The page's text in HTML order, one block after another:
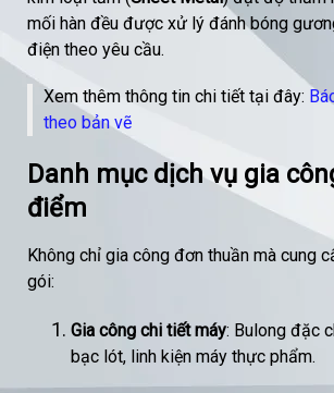
mối hàn đều được xử lý đánh bóng
điện theo yêu cầu.
Xem thêm thông tin chi tiết tại đây:
theo bản vẽ
Danh mục dịch vụ gia
điểm
Không chỉ gia công đơn thuần mà cung
gói:
Gia công chi tiết máy: Bulong đặc
bạc lót, linh kiện máy thực phẩm.